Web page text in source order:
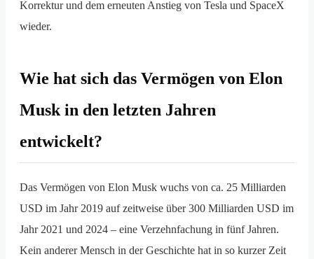
Korrektur und dem erneuten Anstieg von Tesla und SpaceX
wieder.
Wie hat sich das Vermögen von Elon
Musk in den letzten Jahren
entwickelt?
Das Vermögen von Elon Musk wuchs von ca. 25 Milliarden
USD im Jahr 2019 auf zeitweise über 300 Milliarden USD im
Jahr 2021 und 2024 – eine Verzehnfachung in fünf Jahren.
Kein anderer Mensch in der Geschichte hat in so kurzer Zeit